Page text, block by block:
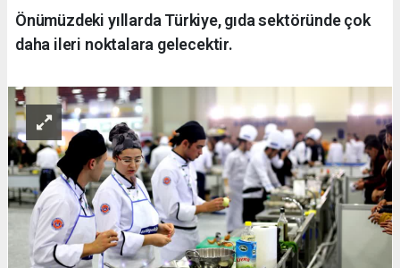
Önümüzdeki yıllarda Türkiye, gıda sektöründe çok
daha ileri noktalara gelecektir.